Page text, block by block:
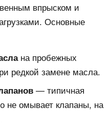
впрыском и
Основные
на пробежных
редкой замене масла.
— типичная
не омывает клапаны, на